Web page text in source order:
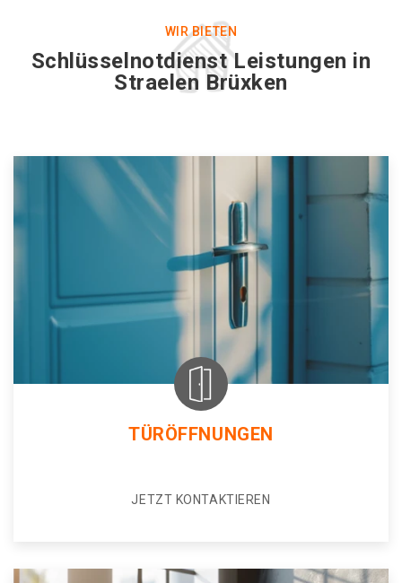
WIR BIETEN
Schlüsselnotdienst Leistungen in
Straelen Brüxken
TÜRÖFFNUNGEN
JETZT KONTAKTIEREN